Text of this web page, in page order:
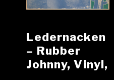
Ledernacken
– Rubber
Johnny, Vinyl,